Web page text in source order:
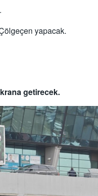
yapacak.
getirecek.